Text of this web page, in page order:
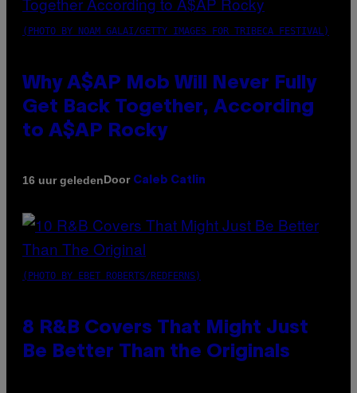
(PHOTO BY NOAM GALAI/GETTY IMAGES FOR TRIBECA FESTIVAL)
Why A$AP Mob Will Never Fully
Get Back Together, According
to A$AP Rocky
16 uur geledenDoor Caleb Catlin
(PHOTO BY EBET ROBERTS/REDFERNS)
8 R&B Covers That Might Just
Be Better Than the Originals